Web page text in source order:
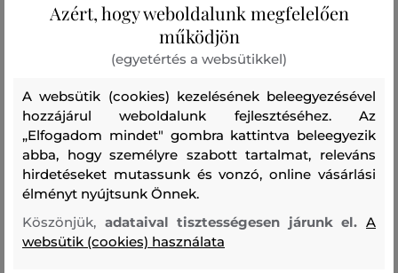
Azért, hogy weboldalunk megfelelően
működjön
(egyetértés a websütikkel)
A websütik (cookies) kezelésének beleegyezésével
hozzájárul weboldalunk fejlesztéséhez. Az
„Elfogadom mindet" gombra kattintva beleegyezik
abba, hogy személyre szabott tartalmat, releváns
hirdetéseket mutassunk és vonzó, online vásárlási
élményt nyújtsunk Önnek.
Köszönjük, adataival tisztességesen járunk el.A
websütik (cookies) használata